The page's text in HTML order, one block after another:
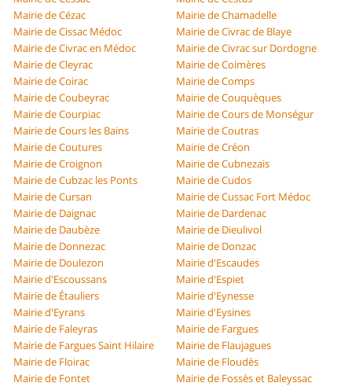
Mairie de Cézac
Mairie de Chamadelle
Mairie de Cissac Médoc
Mairie de Civrac de Blaye
Mairie de Civrac en Médoc
Mairie de Civrac sur Dordogne
Mairie de Cleyrac
Mairie de Coimères
Mairie de Coirac
Mairie de Comps
Mairie de Coubeyrac
Mairie de Couquèques
Mairie de Courpiac
Mairie de Cours de Monségur
Mairie de Cours les Bains
Mairie de Coutras
Mairie de Coutures
Mairie de Créon
Mairie de Croignon
Mairie de Cubnezais
Mairie de Cubzac les Ponts
Mairie de Cudos
Mairie de Cursan
Mairie de Cussac Fort Médoc
Mairie de Daignac
Mairie de Dardenac
Mairie de Daubèze
Mairie de Dieulivol
Mairie de Donnezac
Mairie de Donzac
Mairie de Doulezon
Mairie d'Escaudes
Mairie d'Escoussans
Mairie d'Espiet
Mairie de Étauliers
Mairie d'Eynesse
Mairie d'Eyrans
Mairie d'Eysines
Mairie de Faleyras
Mairie de Fargues
Mairie de Fargues Saint Hilaire
Mairie de Flaujagues
Mairie de Floirac
Mairie de Floudès
Mairie de Fontet
Mairie de Fossès et Baleyssac